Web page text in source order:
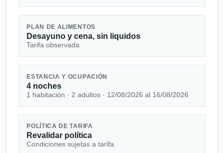
PLAN DE ALIMENTOS
Desayuno y cena, sin liquidos
Tarifa observada
ESTANCIA Y OCUPACIÓN
4 noches
1 habitación · 2 adultos · 12/08/2026 al 16/08/2026
POLÍTICA DE TARIFA
Revalidar política
Condiciones sujetas a tarifa